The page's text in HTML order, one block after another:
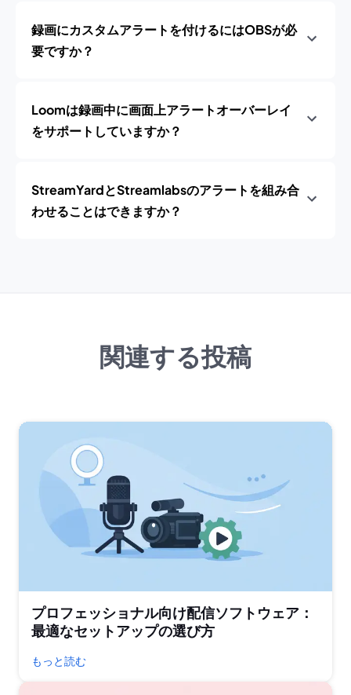
録画にカスタムアラートを付けるにはOBSが必
要ですか？
Loomは録画中に画面上アラートオーバーレイ
をサポートしていますか？
StreamYardとStreamlabsのアラートを組み合
わせることはできますか？
関連する投稿
プロフェッショナル向け配信ソフトウェア：
最適なセットアップの選び方
もっと読む